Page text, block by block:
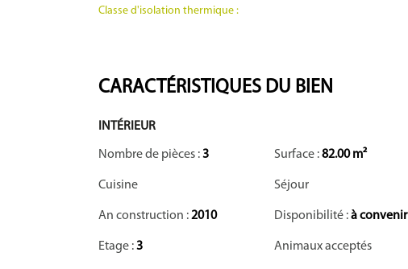
Classe d'isolation thermique :
CARACTÉRISTIQUES DU BIEN
INTÉRIEUR
Nombre de pièces :3 Surface :82.00 m²
Cuisine Séjour
An construction :2010 Disponibilité :à convenir
Etage :3 Animaux acceptés